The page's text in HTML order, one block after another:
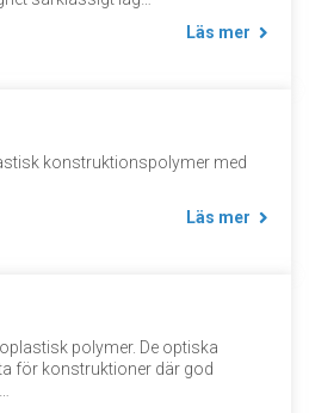
Läs mer
konstruktionspolymer med
Läs mer
polymer. De optiska
för konstruktioner där god